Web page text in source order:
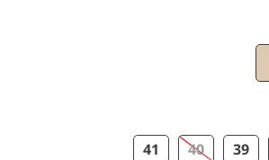
39
40
41